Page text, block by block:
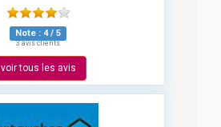
Note : 4/ 5
3 avis clients
voir tous les avis